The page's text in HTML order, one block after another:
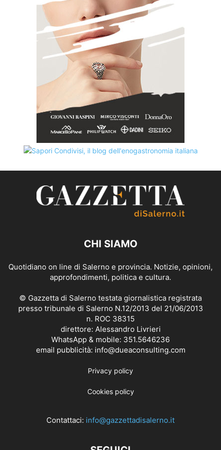
CHI SIAMO
Quotidiano on line di Salerno e provincia. Notizie, opinioni,
approfondimenti, politica e cultura.
© Gazzetta di Salerno testata giornalistica registrata
presso tribunale di Salerno N.12/2013 del 21/06/2013
n. ROC 38315
direttore: Alessandro Livrieri
WhatsApp & mobile: 351.5646236
email pubblicità: info@dueaconsulting.com
Privacy policy
Cookies policy
Contattaci: info@gazzettadisalerno.it